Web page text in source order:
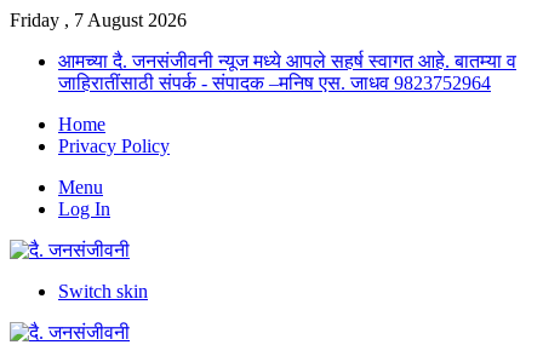
Friday , 7 August 2026
आमच्या दै. जनसंजीवनी न्यूज मध्ये आपले सहर्ष स्वागत आहे. बातम्या व
जाहिरातींसाठी संपर्क - संपादक –मनिष एस. जाधव 9823752964
Home
Privacy Policy
Menu
Log In
Switch skin